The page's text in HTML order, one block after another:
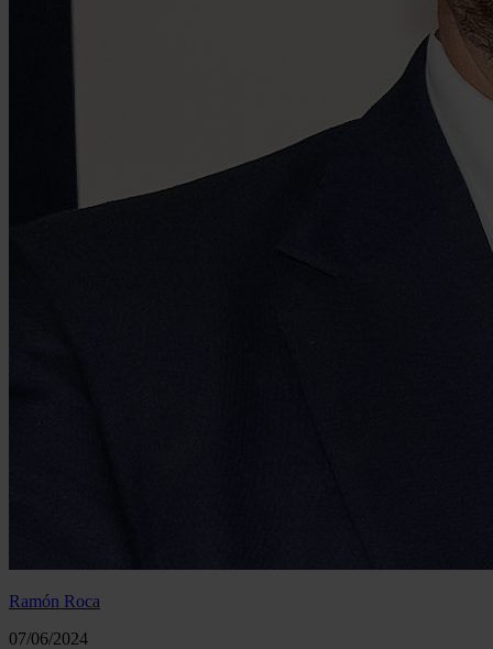
Ramón Roca
07/06/2024